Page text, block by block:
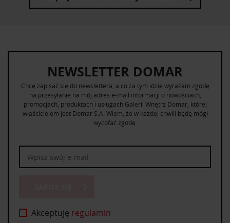
NEWSLETTER DOMAR
Chcę zapisać się do newslettera, a co za tym idzie wyrażam zgodę
na przesyłanie na mój adres e-mail informacji o nowościach,
promocjach, produktach i usługach Galerii Wnętrz Domar, której
właścicielem jest Domar S.A. Wiem, że w każdej chwili będę mógł
wycofać zgodę.
Akceptuję regulamin